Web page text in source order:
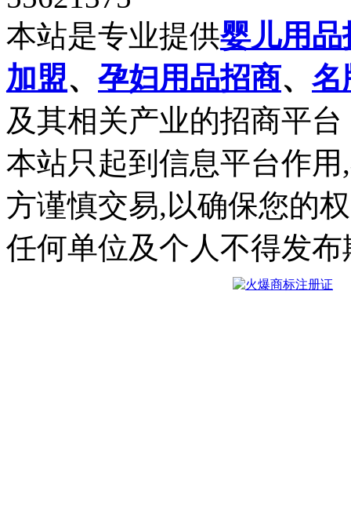
本站是专业提供婴儿用品
加盟、 孕妇用品招商、 名
及其相关产业的招商平台
本站只起到信息平台作
方谨慎交易,以确保您的
任何单位及个人不得发